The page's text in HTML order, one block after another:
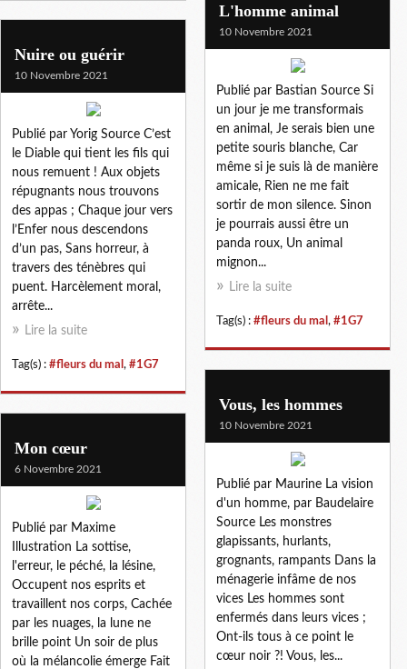
L'homme animal
10 Novembre 2021
Publié par Bastian Source Si
un jour je me transformais
en animal, Je serais bien une
petite souris blanche, Car
même si je suis là de manière
amicale, Rien ne me fait
sortir de mon silence. Sinon
je pourrais aussi être un
panda roux, Un animal
mignon...
Lire la suite
Tag(s) : #fleurs du mal , #1G7
Nuire ou guérir
10 Novembre 2021
Publié par Yorig Source C’est
le Diable qui tient les fils qui
nous remuent ! Aux objets
répugnants nous trouvons
des appas ; Chaque jour vers
l’Enfer nous descendons
d’un pas, Sans horreur, à
travers des ténèbres qui
puent. Harcèlement moral,
arrête...
Lire la suite
Tag(s) : #fleurs du mal , #1G7
Vous, les hommes
10 Novembre 2021
Publié par Maurine La vision
d'un homme, par Baudelaire
Source Les monstres
glapissants, hurlants,
grognants, rampants Dans la
ménagerie infâme de nos
vices Les hommes sont
enfermés dans leurs vices ;
Ont-ils tous à ce point le
cœur noir ?! Vous, les...
Mon cœur
6 Novembre 2021
Publié par Maxime
Illustration La sottise,
l'erreur, le péché, la lésine,
Occupent nos esprits et
travaillent nos corps, Cachée
par les nuages, la lune ne
brille point Un soir de plus
où la mélancolie émerge Fait